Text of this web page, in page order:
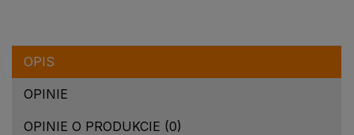
OPIS
OPINIE
OPINIE O PRODUKCIE (0)